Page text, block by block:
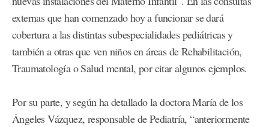
externas que han comenzado hoy a funcionar se dará
cobertura a las distintas subespecialidades pediátricas y
también a otras que ven niños en áreas de Rehabilitación,
Traumatología o Salud mental, por citar algunos ejemplos.
Por su parte, y según ha detallado la doctora María de los
Ángeles Vázquez, responsable de Pediatría, “anteriormente